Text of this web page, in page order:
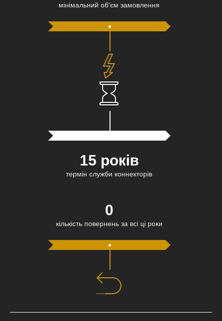
мінімальний об'єм замовлення
15 років
термін служби коннекторів
0
кількість повернень за всі ці роки